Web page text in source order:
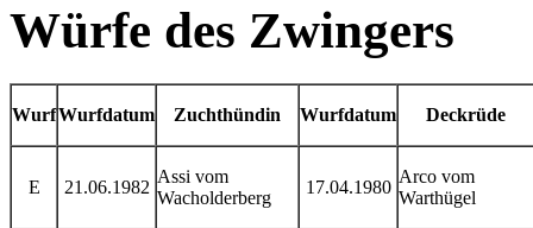
Würfe des Zwingers
WurfWurfdatum Zuchthündin Wurfdatum Deckrüde
E 21.06.1982
Assi vom
Wacholderberg
17.04.1980
Arco vom
Warthügel